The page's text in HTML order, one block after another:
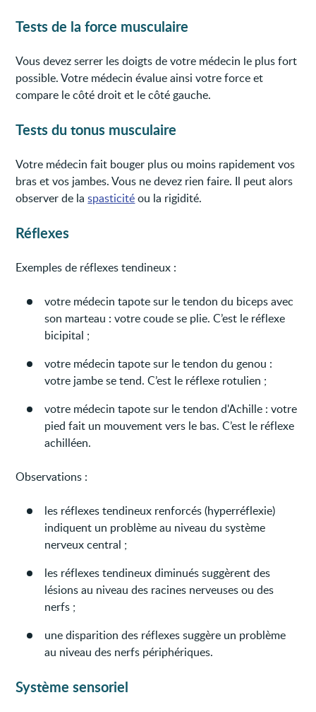
Tests de la force musculaire
Vous devez serrer les doigts de votre médecin le plus fort
possible. Votre médecin évalue ainsi votre force et
compare le côté droit et le côté gauche.
Tests du tonus musculaire
Votre médecin fait bouger plus ou moins rapidement vos
bras et vos jambes. Vous ne devez rien faire. Il peut alors
observer de laspasticitéou la rigidité.
Réflexes
Exemples de réflexes tendineux :
votre médecin tapote sur le tendon du biceps avec
son marteau : votre coude se plie. C’est le réflexe
bicipital ;
votre médecin tapote sur le tendon du genou :
votre jambe se tend. C’est le réflexe rotulien ;
votre médecin tapote sur le tendon d'Achille : votre
pied fait un mouvement vers le bas. C’est le réflexe
achilléen.
Observations :
les réflexes tendineux renforcés (hyperréflexie)
indiquent un problème au niveau du système
nerveux central ;
les réflexes tendineux diminués suggèrent des
lésions au niveau des racines nerveuses ou des
nerfs ;
une disparition des réflexes suggère un problème
au niveau des nerfs périphériques.
Système sensoriel